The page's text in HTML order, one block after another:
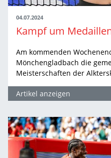
04.07.2024
Am kommenden
Mönchengladbach die
Meisterschaften der
Artikel anzeigen